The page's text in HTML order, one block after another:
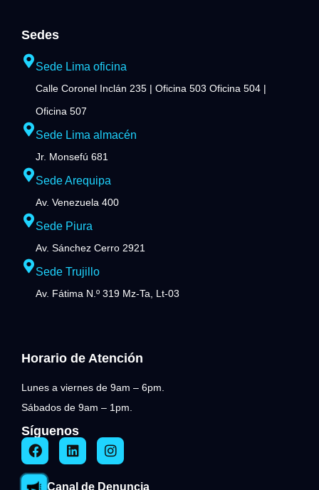
Sedes
Sede Lima oficina
Calle Coronel Inclán 235 | Oficina 503 Oficina 504 |
Oficina 507
Sede Lima almacén
Jr. Monsefú 681
Sede Arequipa
Av. Venezuela 400
Sede Piura
Av. Sánchez Cerro 2921
Sede Trujillo
Av. Fátima N.º 319 Mz-Ta, Lt-03
Horario de Atención
Lunes a viernes de 9am – 6pm.
Sábados de 9am – 1pm.
Síguenos
Canal de Denuncia